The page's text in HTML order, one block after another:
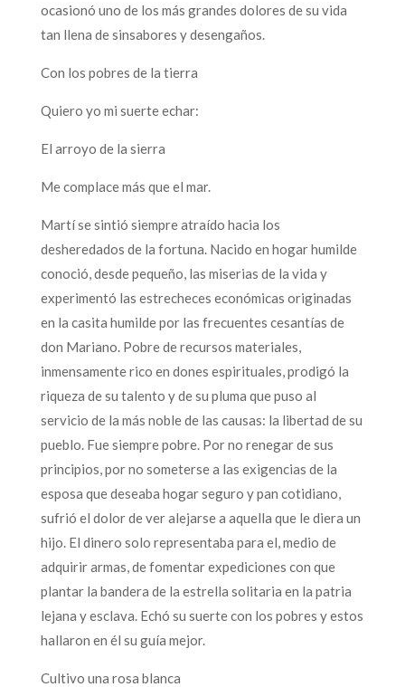
ocasionó uno de los más grandes dolores de su vida
tan llena de sinsabores y desengaños.
Con los pobres de la tierra
Quiero yo mi suerte echar:
El arroyo de la sierra
Me complace más que el mar.
Martí se sintió siempre atraído hacia los
desheredados de la fortuna. Nacido en hogar humilde
conoció, desde pequeño, las miserias de la vida y
experimentó las estrecheces económicas originadas
en la casita humilde por las frecuentes cesantías de
don Mariano. Pobre de recursos materiales,
inmensamente rico en dones espirituales, prodigó la
riqueza de su talento y de su pluma que puso al
servicio de la más noble de las causas: la libertad de su
pueblo. Fue siempre pobre. Por no renegar de sus
principios, por no someterse a las exigencias de la
esposa que deseaba hogar seguro y pan cotidiano,
sufrió el dolor de ver alejarse a aquella que le diera un
hijo. El dinero solo representaba para el, medio de
adquirir armas, de fomentar expediciones con que
plantar la bandera de la estrella solitaria en la patria
lejana y esclava. Echó su suerte con los pobres y estos
hallaron en él su guía mejor.
Cultivo una rosa blanca